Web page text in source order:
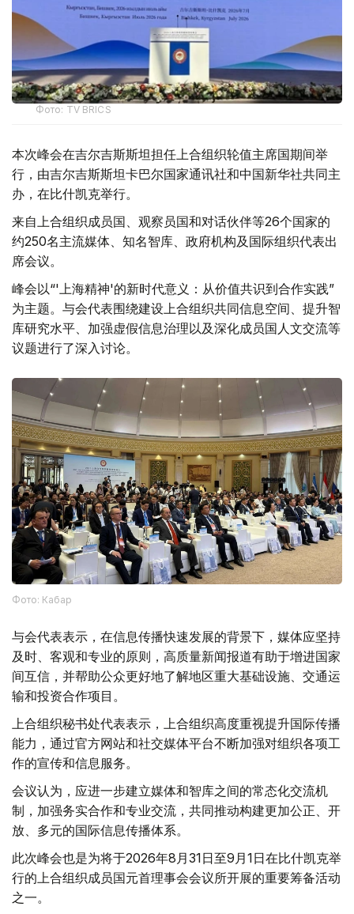
Фото: TV BRICS
本次峰会在吉尔吉斯斯坦担任上合组织轮值主席国期间举
行，由吉尔吉斯斯坦卡巴尔国家通讯社和中国新华社共同主
办，在比什凯克举行。
来自上合组织成员国、观察员国和对话伙伴等26个国家的
约250名主流媒体、知名智库、政府机构及国际组织代表出
席会议。
峰会以“'上海精神'的新时代意义：从价值共识到合作实践”
为主题。与会代表围绕建设上合组织共同信息空间、提升智
库研究水平、加强虚假信息治理以及深化成员国人文交流等
议题进行了深入讨论。
Фото: Кабар
与会代表表示，在信息传播快速发展的背景下，媒体应坚持
及时、客观和专业的原则，高质量新闻报道有助于增进国家
间互信，并帮助公众更好地了解地区重大基础设施、交通运
输和投资合作项目。
上合组织秘书处代表表示，上合组织高度重视提升国际传播
能力，通过官方网站和社交媒体平台不断加强对组织各项工
作的宣传和信息服务。
会议认为，应进一步建立媒体和智库之间的常态化交流机
制，加强务实合作和专业交流，共同推动构建更加公正、开
放、多元的国际信息传播体系。
此次峰会也是为将于2026年8月31日至9月1日在比什凯克举
行的上合组织成员国元首理事会会议所开展的重要筹备活动
之一。